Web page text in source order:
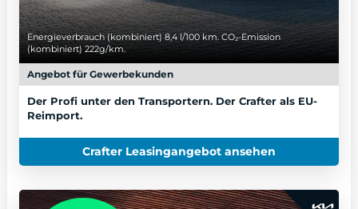
Energieverbrauch (kombiniert) 8,4 l/100 km. CO₂-Emission
(kombiniert) 222g/km.
Angebot für Gewerbekunden
Der Profi unter den Transportern. Der Crafter als EU-
Reimport.
Crafter Leasingangebot ansehen